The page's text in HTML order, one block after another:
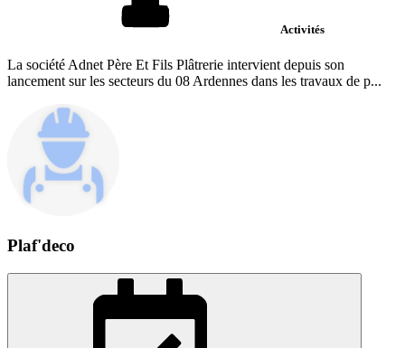
Activités
La société Adnet Père Et Fils Plâtrerie intervient depuis son
lancement sur les secteurs du 08 Ardennes dans les travaux de p...
Plaf'deco